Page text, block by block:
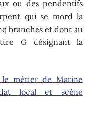
ou des pendentifs
qui se mord la
branches et dont au
G désignant la
le métier de Marine
local et scène